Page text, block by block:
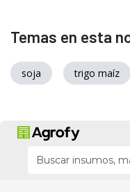
Temas en esta
soja trigo maíz